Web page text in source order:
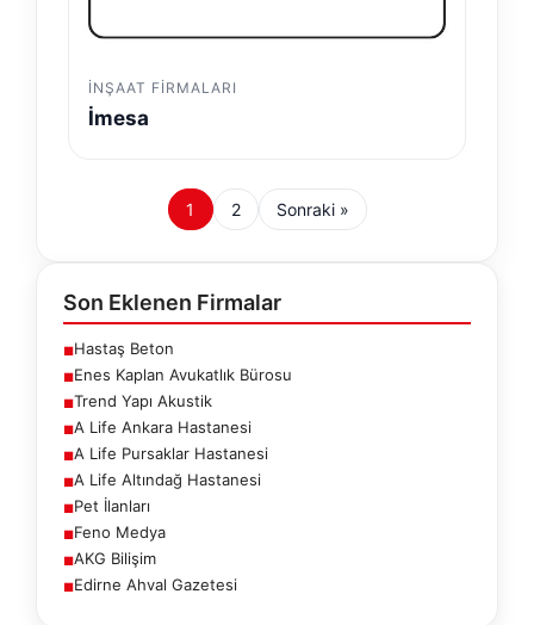
İNŞAAT FIRMALARI
İmesa
1 2 Sonraki »
Son Eklenen Firmalar
■Hastaş Beton
■Enes Kaplan Avukatlık Bürosu
■Trend Yapı Akustik
■A Life Ankara Hastanesi
■A Life Pursaklar Hastanesi
■A Life Altındağ Hastanesi
■Pet İlanları
■Feno Medya
■AKG Bilişim
■Edirne Ahval Gazetesi